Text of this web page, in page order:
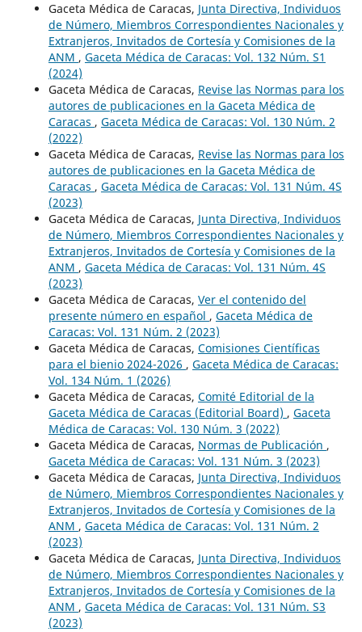
Gaceta Médica de Caracas, Junta Directiva, Individuos
de Número, Miembros Correspondientes Nacionales y
Extranjeros, Invitados de Cortesía y Comisiones de la
ANM , Gaceta Médica de Caracas: Vol. 132 Núm. S1
(2024)
Gaceta Médica de Caracas, Revise las Normas para los
autores de publicaciones en la Gaceta Médica de
Caracas , Gaceta Médica de Caracas: Vol. 130 Núm. 2
(2022)
Gaceta Médica de Caracas, Revise las Normas para los
autores de publicaciones en la Gaceta Médica de
Caracas , Gaceta Médica de Caracas: Vol. 131 Núm. 4S
(2023)
Gaceta Médica de Caracas, Junta Directiva, Individuos
de Número, Miembros Correspondientes Nacionales y
Extranjeros, Invitados de Cortesía y Comisiones de la
ANM , Gaceta Médica de Caracas: Vol. 131 Núm. 4S
(2023)
Gaceta Médica de Caracas, Ver el contenido del
presente número en español , Gaceta Médica de
Caracas: Vol. 131 Núm. 2 (2023)
Gaceta Médica de Caracas, Comisiones Científicas
para el bienio 2024-2026 , Gaceta Médica de Caracas:
Vol. 134 Núm. 1 (2026)
Gaceta Médica de Caracas, Comité Editorial de la
Gaceta Médica de Caracas (Editorial Board) , Gaceta
Médica de Caracas: Vol. 130 Núm. 3 (2022)
Gaceta Médica de Caracas, Normas de Publicación ,
Gaceta Médica de Caracas: Vol. 131 Núm. 3 (2023)
Gaceta Médica de Caracas, Junta Directiva, Individuos
de Número, Miembros Correspondientes Nacionales y
Extranjeros, Invitados de Cortesía y Comisiones de la
ANM , Gaceta Médica de Caracas: Vol. 131 Núm. 2
(2023)
Gaceta Médica de Caracas, Junta Directiva, Individuos
de Número, Miembros Correspondientes Nacionales y
Extranjeros, Invitados de Cortesía y Comisiones de la
ANM , Gaceta Médica de Caracas: Vol. 131 Núm. S3
(2023)